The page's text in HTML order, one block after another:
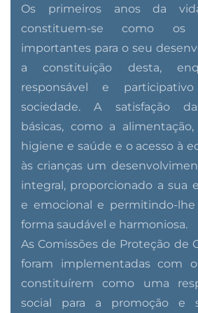
Os primeiros anos da
constituem-se como os
importantes para o seu
a constituição desta,
responsável e
sociedade. A satisfação
básicas, como a
higiene e saúde e o acesso à
às crianças um
integral, proporcionado a sua
e emocional e permitindo-
forma saudável e harmoniosa.
As Comissões de Proteção de
foram implementadas com
constituírem como uma
social para a promoção e